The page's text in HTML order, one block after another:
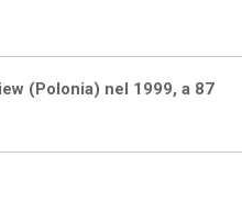
(Polonia) nel 1999, a 87